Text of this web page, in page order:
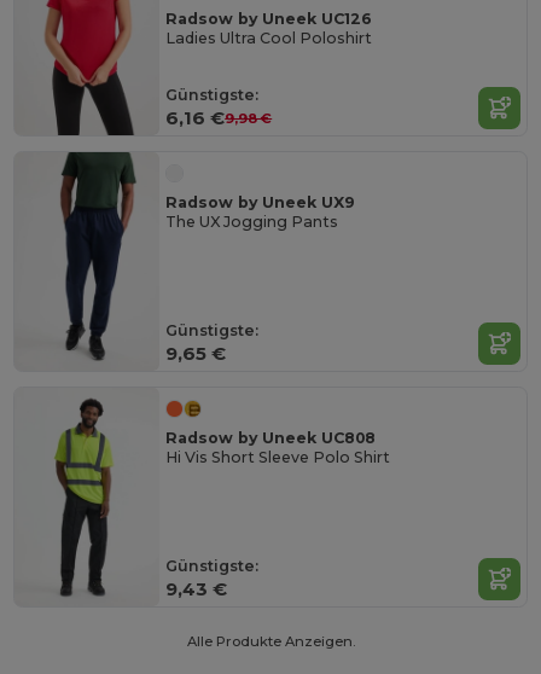
Radsow by Uneek UC126
Ladies Ultra Cool Poloshirt
Günstigste:
6,16 €9,98 €
Radsow by Uneek UX9
The UX Jogging Pants
Günstigste:
9,65 €
Radsow by Uneek UC808
Hi Vis Short Sleeve Polo Shirt
Günstigste:
9,43 €
Alle Produkte Anzeigen.